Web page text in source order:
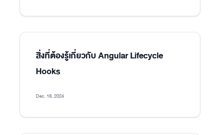
สิ่งที่ต้องรู้เกี่ยวกับ Angular Lifecycle
Hooks
Dec. 18, 2024